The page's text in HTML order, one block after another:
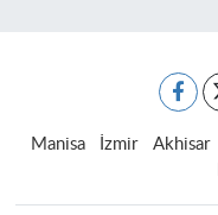
Manisa İzmir Akhisar